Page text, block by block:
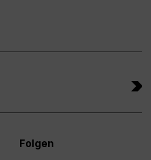
Folgen